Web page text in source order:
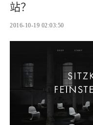
站？
2016-10-19 02:03:50